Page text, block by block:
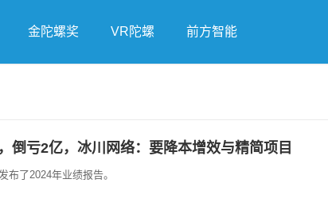
金陀螺奖 VR陀螺 前方智能
倒亏2亿，冰川网络：要降本增效与精简项目
布了2024年业绩报告。